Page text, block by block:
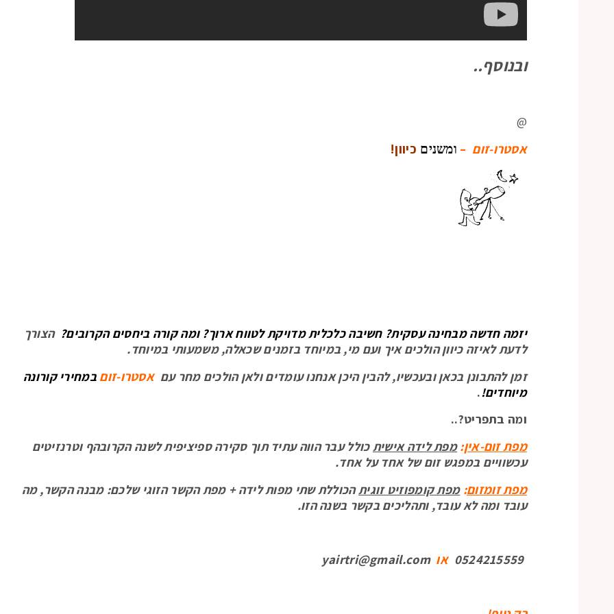
ובנוסף..
@
אסטרו-זום – ומשנים כיוון!
יזמה חדשה מבחינה עסקית? חשיבה כלכלית מדויקת לטווח ארוך? ומה קורה ביחסים הקרובים? הצורך
לדעת לאיזה כיוון הולכים איך ועם מי, במיוחד בזמנים שכאלה, משמעותי במיוחד.
זמן להתבונן בכאן ובעכשיו, להבין היכן אנחנו עומדים ולאן הולכים מחר עםאסטרו-זום במחירי קורונה
מיוחדים!.
ומה בתפריט?..
מפת זום-אין:מפת לידה אישיתכולל עבר הווה עתיד תוך סקירה ספיציפית לשנה הקרובהף וטרנזיטים
עכשוויים במפגש זום של אחד על אחד.
מפת זומזום:מפת קומפוזיט זוגיתהכוללת שתי מפות לידה + מפת הקשר הזוגי שלכם: מבנה הקשר, מה
עובד ומה לא עובד, ותהליכים בקשר בשנה הזו.
0524215559 או yairtri@gmail.com